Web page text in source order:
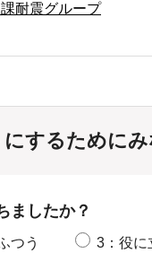
耐震グループ
するために
ましたか？
つう 3：役に